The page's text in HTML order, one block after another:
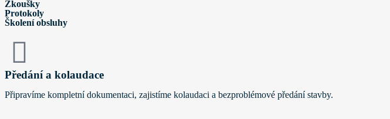
Zkoušky
Protokoly
Školení obsluhy
Předání a kolaudace
Připravíme kompletní dokumentaci, zajistíme kolaudaci a bezproblémové předání stavby.